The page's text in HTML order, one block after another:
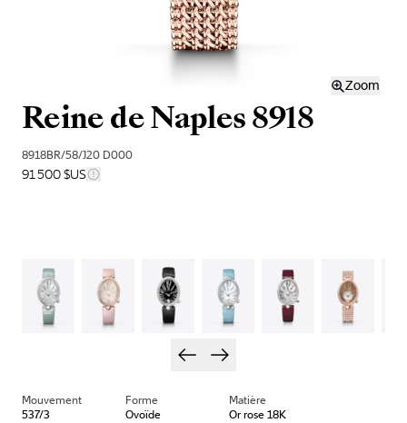
Zoom
Reine de Naples 8918
8918BR/58/J20 D000
91 500 $US
Mouvement
537/3
Forme
Ovoïde
Matière
Or rose 18K